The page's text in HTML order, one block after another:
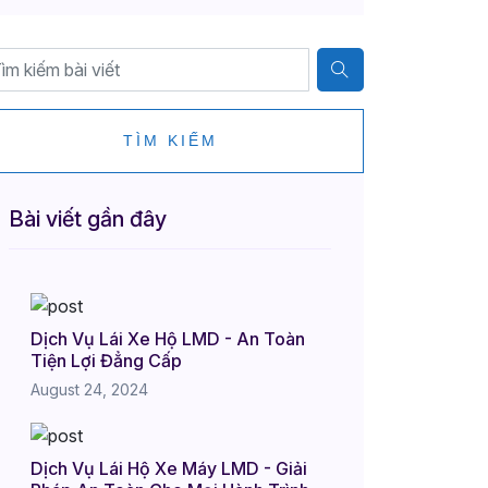
TÌM KIẾM
Bài viết gần đây
Dịch Vụ Lái Xe Hộ LMD - An Toàn
Tiện Lợi Đẳng Cấp
August 24, 2024
Dịch Vụ Lái Hộ Xe Máy LMD - Giải